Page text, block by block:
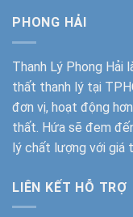
PHONG HẢI
Thanh Lý Phong Hải
thất thanh lý tại
đơn vị, hoạt động
thất. Hứa sẽ đem
lý chất lượng với giá
LIÊN KẾT HỖ TRỢ